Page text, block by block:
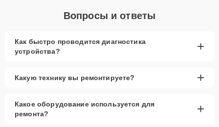
Вопросы и ответы
Как быстро проводится диагностика
устройства?
+
Какую технику вы ремонтируете? +
Какое оборудование используется для
ремонта?
+